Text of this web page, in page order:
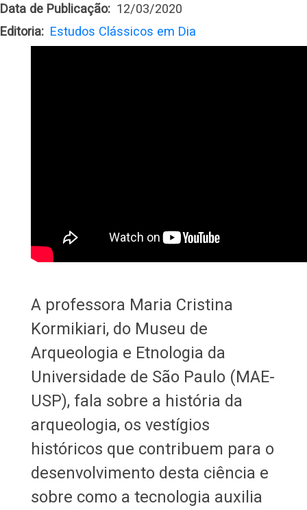
Data de Publicação
12/03/2020
Editoria
Estudos Clássicos em Dia
A professora Maria Cristina
Kormikiari, do Museu de
Arqueologia e Etnologia da
Universidade de São Paulo (MAE-
USP), fala sobre a história da
arqueologia, os vestígios
históricos que contribuem para o
desenvolvimento desta ciência e
sobre como a tecnologia auxilia